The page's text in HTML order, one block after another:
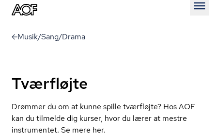
Musik/Sang/Drama
Tværfløjte
Drømmer du om at kunne spille tværfløjte? Hos AOF
kan du tilmelde dig kurser, hvor du lærer at mestre
instrumentet. Se mere her.